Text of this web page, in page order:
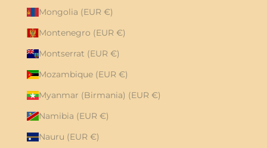
Mongolia (EUR €)
Montenegro (EUR €)
Montserrat (EUR €)
Mozambique (EUR €)
Myanmar (Birmania) (EUR €)
Namibia (EUR €)
Nauru (EUR €)